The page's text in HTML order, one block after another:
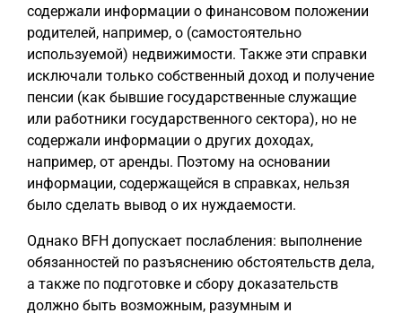
содержали информации о финансовом положении
родителей, например, о (самостоятельно
используемой) недвижимости. Также эти справки
исключали только собственный доход и получение
пенсии (как бывшие государственные служащие
или работники государственного сектора), но не
содержали информации о других доходах,
например, от аренды. Поэтому на основании
информации, содержащейся в справках, нельзя
было сделать вывод о их нуждаемости.
Однако BFH допускает послабления: выполнение
обязанностей по разъяснению обстоятельств дела,
а также по подготовке и сбору доказательств
должно быть возможным, разумным и